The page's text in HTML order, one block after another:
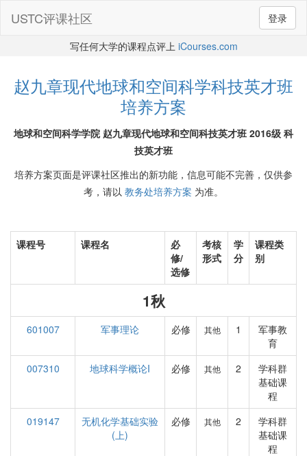
登录
USTC评课社区
写任何大学的课程点评上 iCourses.com
赵九章现代地球和空间科学科技英才班
培养方案
地球和空间科学学院 赵九章现代地球和空间科技英才班 2016级 科
技英才班
培养方案页面是评课社区推出的新功能，信息可能不完善，仅供参
考，请以 教务处培养方案 为准。
课程号 课程名
必
修/
选修
考核
形式
学
分
课程类
别
1秋
601007 军事理论 必修 其他 1
军事教
育
007310
地球科学概论I 必修 其他 2
学科群
基础课
程
019147
无机化学基础实验
(上)
必修 其他 2
学科群
基础课
程